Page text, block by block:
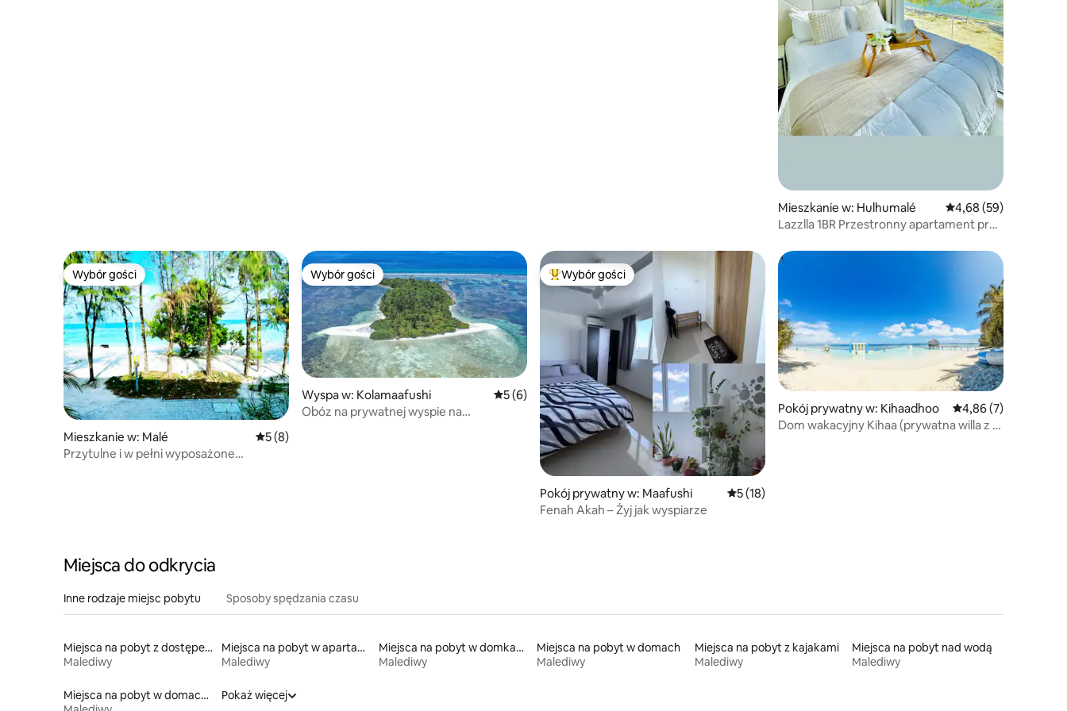
Mieszkanie w: Hulhumalé Średnia ocena: 4,68
4,68 (59)
Lazzlla 1BR Przestronny apartament przy
Wybór gości
Wybór gości
Mieszkanie w: Malé Średnia ocena: 5 na 5, liczba recenzji: 8
5 (8)
Przytulne i w pełni wyposażone
Wybór gości
Wybór gości
Wyspa w: Kolamaafushi Średnia ocena: 5 na 5, liczba recenzji: 6
5 (6)
Obóz na prywatnej wyspie na
Najpopularniejsze z kategorii Wybór gości
Wybór gości
Pokój prywatny w: Maafushi Średnia ocena: 5 na 5, liczba recenzji: 18
5 (18)
Fenah Akah – Żyj jak wyspiarze
Pokój prywatny w: Kihaadhoo Średnia ocena: 4,86
4,86 (7)
Dom wakacyjny Kihaa (prywatna willa z 4
Miejsca do odkrycia
Inne rodzaje miejsc pobytu Sposoby spędzania czasu
Miejsca na pobyt z dostępem do jeziora
Malediwy
Miejsca na pobyt w apartamentach z obsługą
Malediwy
Miejsca na pobyt w domkach ekologicznych na łonie przyrody
Malediwy
Miejsca na pobyt w domach
Malediwy
Miejsca na pobyt z kajakami
Malediwy
Miejsca na pobyt nad wodą
Malediwy
Miejsca na pobyt w domach przy plaży
Pokaż więcej